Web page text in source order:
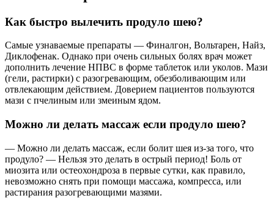
Как быстро вылечить продуло шею?
Самые узнаваемые препараты — Финалгон, Вольтарен, Найз,
Диклофенак. Однако при очень сильных болях врач может
дополнить лечение НПВС в форме таблеток или уколов. Мази
(гели, растирки) с разогревающим, обезболивающим или
отвлекающим действием. Доверием пациентов пользуются
мази с пчелиным или змеиным ядом.
Можно ли делать массаж если продуло шею?
— Можно ли делать массаж, если болит шея из-за того, что
продуло? — Нельзя это делать в острый период! Боль от
миозита или остеохондроза в первые сутки, как правило,
невозможно снять при помощи массажа, компресса, или
растирания разогревающими мазями.